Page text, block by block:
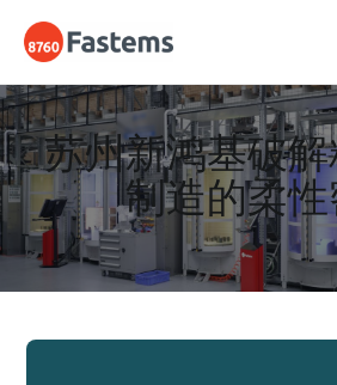
content
苏州新鸿基破
制造的柔